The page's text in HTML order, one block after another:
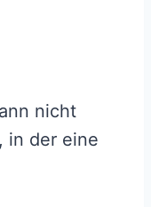
nicht
in der eine